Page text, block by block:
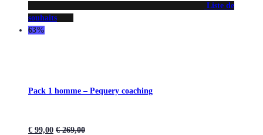
Liste de
souhaits
63%
Pack 1 homme – Pequery coaching
€ 99,00 €269,00